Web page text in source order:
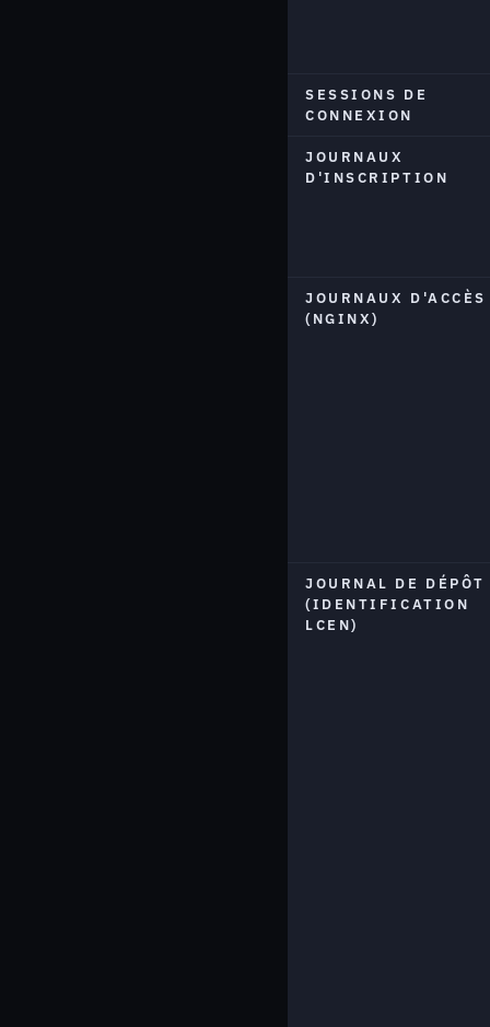
SESSIONS DE
CONNEXION
JOURNAUX
D'INSCRIPTION
JOURNAUX D'ACCÈS
(NGINX)
JOURNAL DE DÉPÔT
(IDENTIFICATION
LCEN)